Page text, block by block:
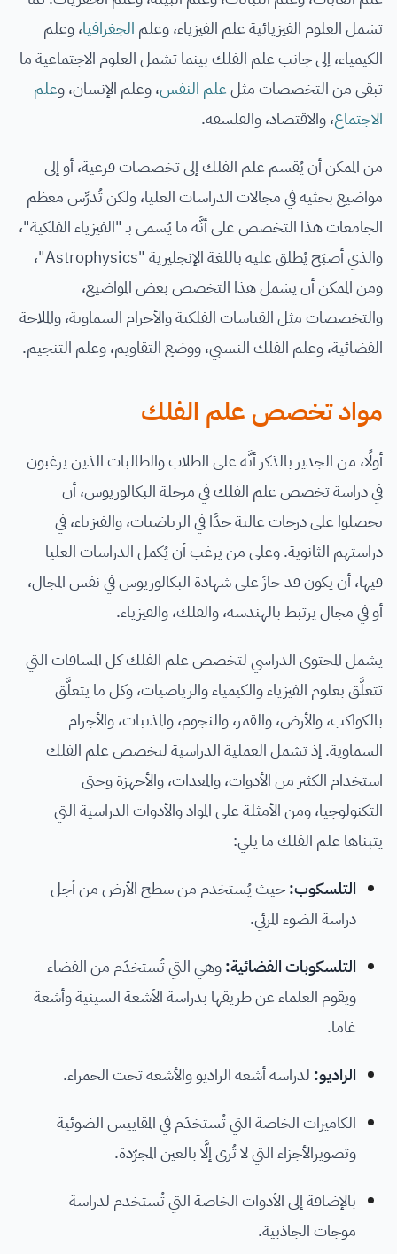
تشمل العلوم الفيزيائية علم الفيزياء، وعلم الجغرافيا، وعلم
الكيمياء، إلى جانب علم الفلك بينما تشمل العلوم الاجتماعية ما
تبقى من التخصصات مثلعلم النفس، وعلم الإنسان، وعلم
الاجتماع، والاقتصاد، والفلسفة.
من الممكن أن يُقسم علم الفلك إلى تخصصات فرعية، أو إلى
مواضيع بحثية في مجالات الدراسات العليا، ولكن تُدرِّس معظم
الجامعات هذا التخصص على أنَّه ما يُسمى بـ "الفيزياء الفلكية"،
والذي أصبَح يُطلق عليه باللغة الإنجليزية "Astrophysics"،
ومن الممكن أن يشمل هذا التخصص بعض المواضيع،
والتخصصات مثل القياسات الفلكية والأجرام السماوية، والملاحة
الفضائية، وعلم الفلك النسبي، ووضع التقاويم، وعلم التنجيم.
مواد تخصص علم الفلك
أولًا، من الجدير بالذكر أنَّه على الطلاب والطالبات الذين يرغبون
في دراسة تخصص علم الفلك في مرحلة البكالوريوس، أن
يحصلوا على درجات عالية جدًا في الرياضيات، والفيزياء، في
دراستهم الثانوية. وعلى من يرغب أن يُكمل الدراسات العليا
فيها، أن يكون قد حازَ على شهادة البكالوريوس في نفس المجال،
أو في مجال يرتبط بالهندسة، والفلك، والفيزياء.
يشمل المحتوى الدراسي لتخصص علم الفلك كل المساقات التي
تتعلَّق بعلوم الفيزياء والكيمياء والرياضيات، وكل ما يتعلَّق
بالكواكب، والأرض، والقمر، والنجوم، والمذنبات، والأجرام
السماوية. إذ تشمل العملية الدراسية لتخصص علم الفلك
استخدام الكثير من الأدوات، والمعدات، والأجهزة وحتى
التكنولوجيا، ومن الأمثلة على المواد والأدوات الدراسية التي
يتبناها علم الفلك ما يلي:
التلسكوب:حيث يُستخدم من سطح الأرض من أجل
دراسة الضوء المرئي.
التلسكوبات الفضائية:وهي التي تُستخدَم من الفضاء
ويقوم العلماء عن طريقها بدراسة الأشعة السينية وأشعة
غاما.
الراديو: لدراسة أشعة الراديو والأشعة تحت الحمراء.
الكاميرات الخاصة التي تُستخدَم في المقاييس الضوئية
وتصويرالأجزاء التي لا تُرى إلَّا بالعين المجرّدة.
بالإضافة إلى الأدوات الخاصة التي تُستخدم لدراسة
موجات الجاذبية.